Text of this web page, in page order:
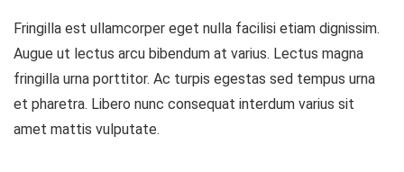
Fringilla est ullamcorper eget nulla facilisi etiam dignissim.
Augue ut lectus arcu bibendum at varius. Lectus magna
fringilla urna porttitor. Ac turpis egestas sed tempus urna
et pharetra. Libero nunc consequat interdum varius sit
amet mattis vulputate.